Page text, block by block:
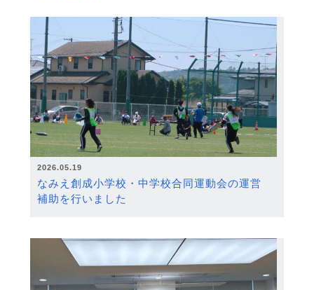
2026.05.19
なみえ創成小学校・中学校合同運動会の運営
補助を行いました